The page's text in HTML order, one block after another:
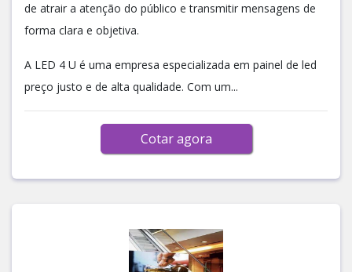
de atrair a atenção do público e transmitir mensagens de
forma clara e objetiva.
A LED 4 U é uma empresa especializada em painel de led
preço justo e de alta qualidade. Com um...
Cotar agora